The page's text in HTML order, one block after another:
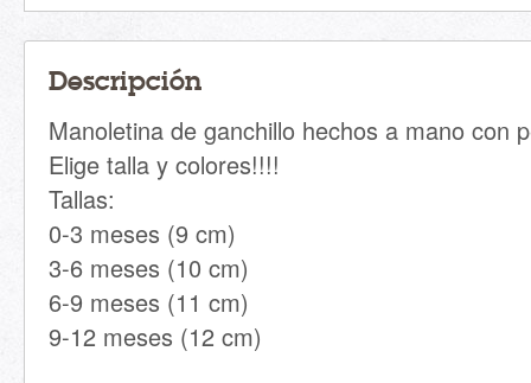
Descripción
Manoletina de ganchillo hechos a mano con
Elige talla y colores!!!!
Tallas:
0-3 meses (9 cm)
3-6 meses (10 cm)
6-9 meses (11 cm)
9-12 meses (12 cm)